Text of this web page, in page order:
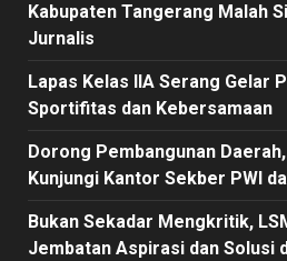
Kabupaten Tangerang Malah
Jurnalis
Lapas Kelas IIA Serang Gelar
Sportifitas dan Kebersamaan
Dorong Pembangunan
Kunjungi Kantor Sekber PWI
Bukan Sekadar Mengkritik,
Jembatan Aspirasi dan Solusi